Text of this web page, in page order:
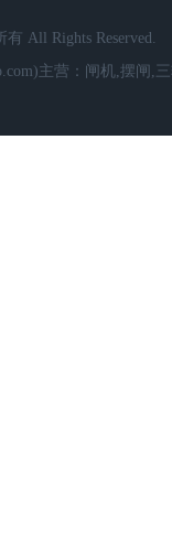
All Rights Reserved.
主营：闸机,摆闸,